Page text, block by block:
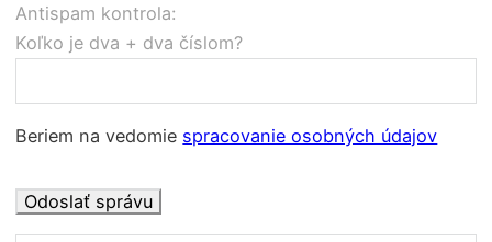
Antispam kontrola:
Koľko je dva + dva číslom?
Beriem na vedomie spracovanie osobných údajov